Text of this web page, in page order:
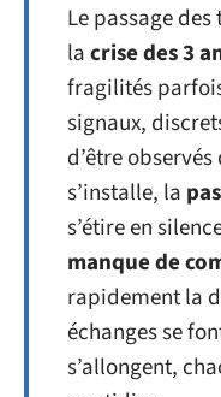
Le passage
lacrise des 3
fragilités
signaux,
d’être
s’installe, la
s’étire en
manque de
rapidement la
échanges se
s’allongent,